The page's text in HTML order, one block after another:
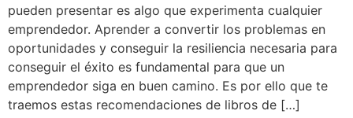
pueden presentar es algo que experimenta cualquier
emprendedor. Aprender a convertir los problemas en
oportunidades y conseguir la resiliencia necesaria para
conseguir el éxito es fundamental para que un
emprendedor siga en buen camino. Es por ello que te
traemos estas recomendaciones de libros de […]